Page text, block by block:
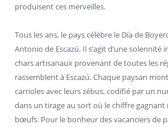
produisent ces merveilles.
Tous les ans, le pays célèbre le Día de
Antonio de Escazú. Il s’agit d’une
chars artisanaux provenant de toutes les
rassemblent à Escazú. Chaque paysan
carrioles avec leurs zébus, codifié par un
dans un tirage au sort où le chiffre
bœufs. Pour le bonheur des vacanciers de